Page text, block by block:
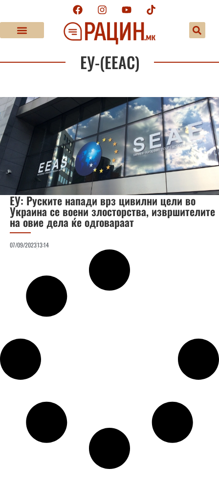
ЕУ-(ЕЕАС)
ЕУ: Руските напади врз цивилни цели во
Украина се воени злосторства, извршителите
на овие дела ќе одговараат
07/09/202313:14